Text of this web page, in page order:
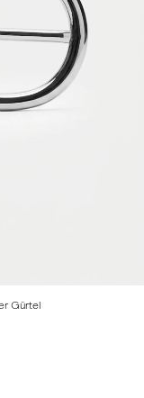
Gürtel